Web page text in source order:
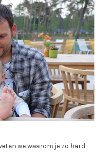
we waarom je zo hard